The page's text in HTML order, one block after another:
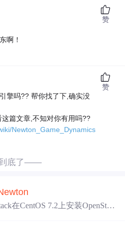
啊！
赞
擎吗?? 帮你找了下,确实没
篇文章,不知对你有用吗??
Newton_Game_Dynamics
赞
底了——
在CentOS 7.2上安装OpenStac